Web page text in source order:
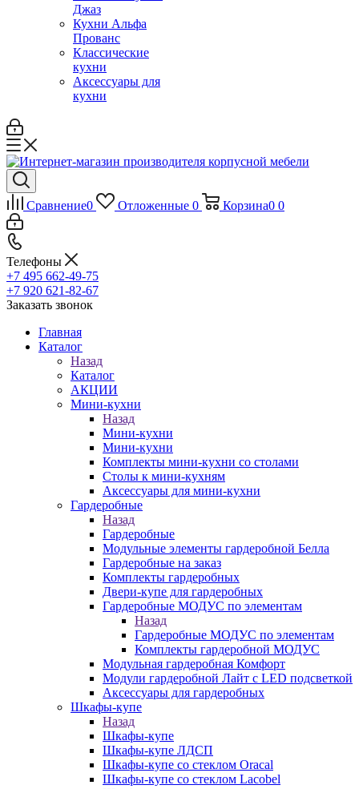
Джаз
Кухни Альфа
Прованс
Классические
кухни
Аксессуары для
кухни
Сравнение0 Отложенные 0 Корзина0 0
Телефоны
+7 495 662-49-75
+7 920 621-82-67
Заказать звонок
Главная
Каталог
Назад
Каталог
АКЦИИ
Мини-кухни
Назад
Мини-кухни
Мини-кухни
Комплекты мини-кухни со столами
Столы к мини-кухням
Аксессуары для мини-кухни
Гардеробные
Назад
Гардеробные
Модульные элементы гардеробной Белла
Гардеробные на заказ
Комплекты гардеробных
Двери-купе для гардеробных
Гардеробные МОДУС по элементам
Назад
Гардеробные МОДУС по элементам
Комплекты гардеробной МОДУС
Модульная гардеробная Комфорт
Модули гардеробной Лайт с LED подсветкой
Аксессуары для гардеробных
Шкафы-купе
Назад
Шкафы-купе
Шкафы-купе ЛДСП
Шкафы-купе со стеклом Oracal
Шкафы-купе со стеклом Lacobel